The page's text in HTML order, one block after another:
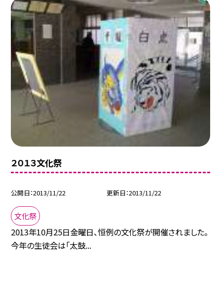
２０１３文化祭
公開日 2013/11/22 更新日 2013/11/22
文化祭
2013年10月25日金曜日、恒例の文化祭が開催されました。
今年の生徒会は「太鼓...